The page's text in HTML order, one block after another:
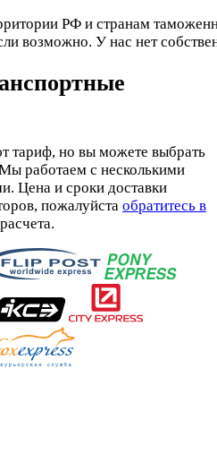
РФ и странам
возможно. У нас нет
но вы можете выбрать
работаем с несколькими
Цена и сроки доставки
пожалуйста обратитесь в